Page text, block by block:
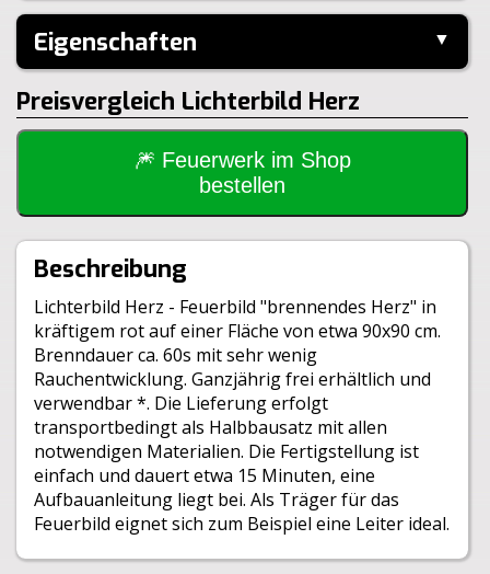
Eigenschaften ▼
Hersteller:
---
Performance:
I-Shape
Inhalt je Pack:
22 Stück
Brenndauer:
60sek
1 Stück
90x90x12cm
Klasse:
T1
Preisvergleich Lichterbild Herz
🎆 Feuerwerk im Shop
bestellen
Beschreibung
Lichterbild Herz - Feuerbild "brennendes Herz" in
kräftigem rot auf einer Fläche von etwa 90x90 cm.
Brenndauer ca. 60s mit sehr wenig
Rauchentwicklung. Ganzjährig frei erhältlich und
verwendbar *. Die Lieferung erfolgt
transportbedingt als Halbbausatz mit allen
notwendigen Materialien. Die Fertigstellung ist
einfach und dauert etwa 15 Minuten, eine
Aufbauanleitung liegt bei. Als Träger für das
Feuerbild eignet sich zum Beispiel eine Leiter ideal.